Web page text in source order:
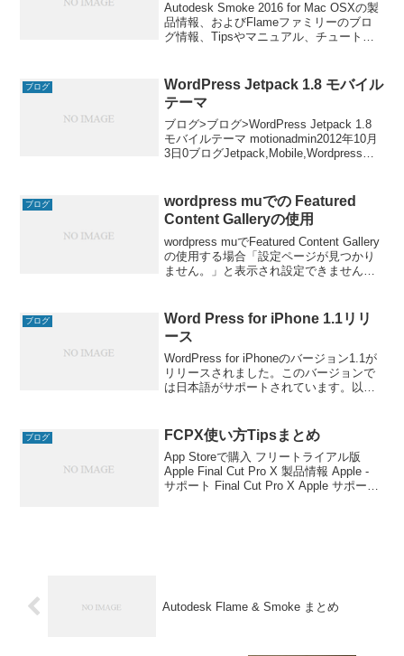
Autodesk Smoke 2016 for Mac OSXの製
品情報、およびFlameファミリーのブロ
グ情報、Tipsやマニュアル、チュートリ
と統合さ
ブログ
WordPress Jetpack 1.8 モバイル
テーマ
ブログ>ブログ>WordPress Jetpack 1.8
モバイルテーマ motionadmin2012年10月
3日0ブログJetpack,Mobile,Wordpress
ブログ
wordpress muでの Featured
Content Galleryの使用
wordpress muでFeatured Content Gallery
の使用する場合「設定ページが見つかり
ません。」と表示され設定できませんが
こちらを参照
ブログ
Word Press for iPhone 1.1リリ
ース
WordPress for iPhoneのバージョン1.1が
リリースされました。このバージョンで
は日本語がサポートされています。以前
ちら！:WordPress Jetp
ブログ FCPX使い方Tipsまとめ
App Storeで購入 フリートライアル版
Apple Final Cut Pro X 製品情報 Apple -
サポート Final Cut Pro X Apple サポート
Autodesk Flame & Smoke まとめ